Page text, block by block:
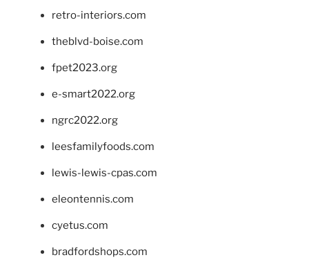
retro-interiors.com
theblvd-boise.com
fpet2023.org
e-smart2022.org
ngrc2022.org
leesfamilyfoods.com
lewis-lewis-cpas.com
eleontennis.com
cyetus.com
bradfordshops.com